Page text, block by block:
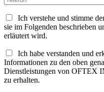
Ich verstehe und stimme
sie im Folgenden beschrieben
erläutert wird.
Ich habe verstanden und
Informationen zu den oben
Dienstleistungen von
zu erhalten.